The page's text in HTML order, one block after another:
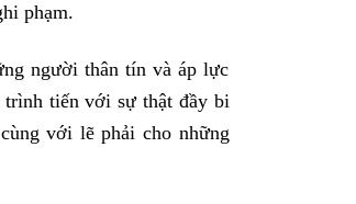
phạm.
người thân tín và áp lực
trình tiến với sự thật đầy bi
với lẽ phải cho những